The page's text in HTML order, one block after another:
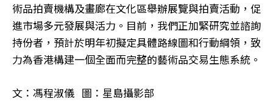
術品拍賣機構及畫廊在文化區舉辦展覽與拍賣活動，促
進市場多元發展與活力。目前，我們正加緊研究並諮詢
持份者，預計於明年初擬定具體路線圖和行動綱領，致
力為香港構建一個全面而完整的藝術品交易生態系統。
文：馮程淑儀 圖：星島攝影部